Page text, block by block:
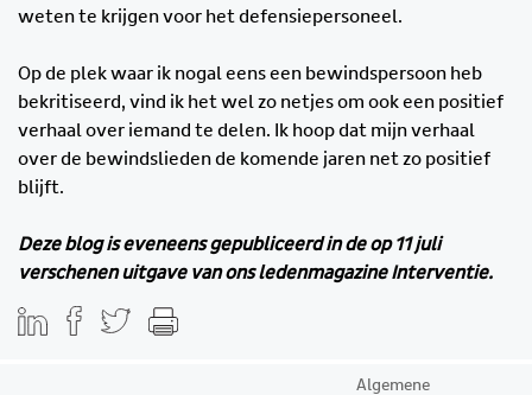
weten te krijgen voor het defensiepersoneel.
Op de plek waar ik nogal eens een bewindspersoon heb
bekritiseerd, vind ik het wel zo netjes om ook een positief
verhaal over iemand te delen. Ik hoop dat mijn verhaal
over de bewindslieden de komende jaren net zo positief
blijft.
Deze blog is eveneens gepubliceerd in de op 11 juli
verschenen uitgave van ons ledenmagazine Interventie.
Algemene